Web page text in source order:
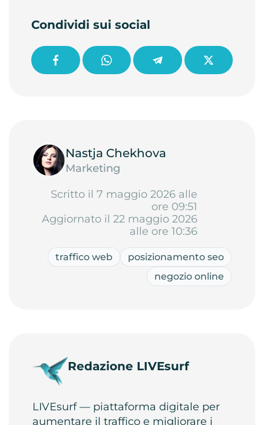
Condividi sui social
Nastja Chekhova
Marketing
Scritto il 7 maggio 2026 alle
ore 09:51
Aggiornato il 22 maggio 2026
alle ore 10:36
traffico web
posizionamento seo
negozio online
Redazione LIVEsurf
LIVEsurf — piattaforma digitale per
aumentare il traffico e migliorare i